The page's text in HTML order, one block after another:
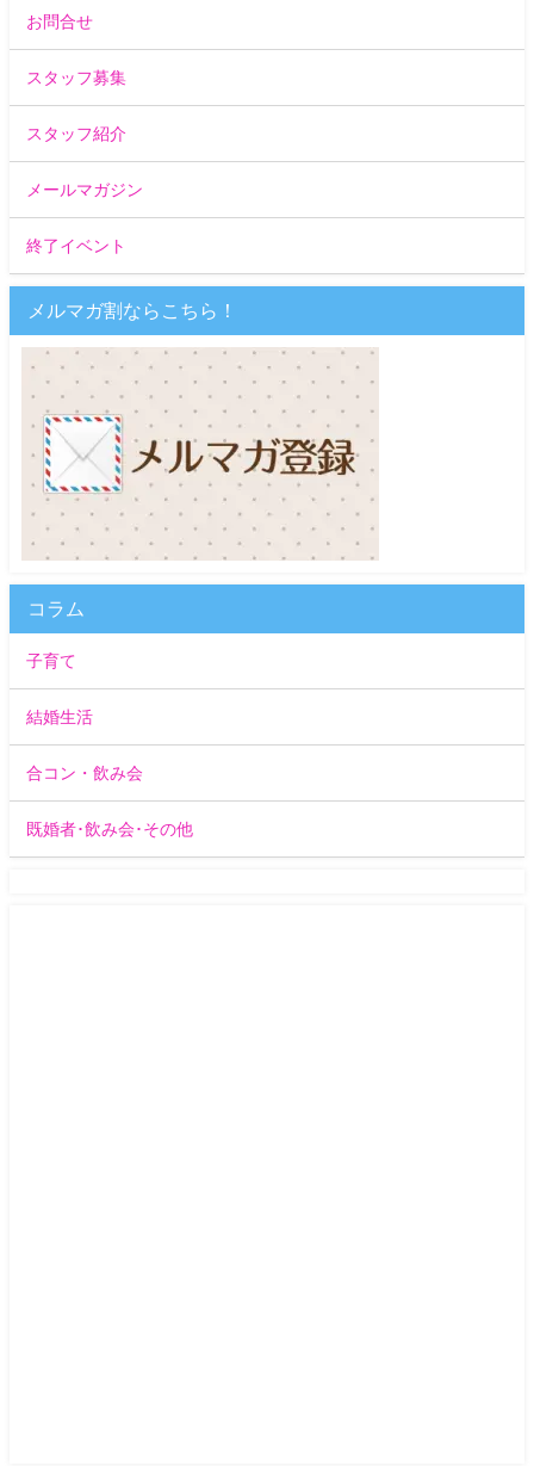
お問合せ
スタッフ募集
スタッフ紹介
メールマガジン
終了イベント
メルマガ割ならこちら！
コラム
子育て
結婚生活
合コン・飲み会
既婚者･飲み会･その他